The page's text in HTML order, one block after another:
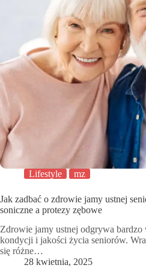
Lifestyle mz
Jak zadbać o zdrowie jamy ustnej
soniczne a protezy zębowe
Zdrowie jamy ustnej odgrywa bardzo
kondycji i jakości życia seniorów.
się różne…
28 kwietnia, 2025